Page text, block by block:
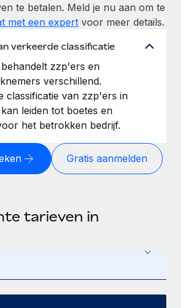
te betalen. Meld je nu aan om te
met een expert voor meer details.
verkeerde classificatie
zzp'ers en
verschillend.
classificatie van zzp'ers in
leiden tot boetes en
het betrokken bedrijf.
Gratis aanmelden
tarieven in